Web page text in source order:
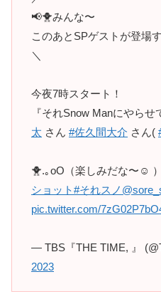
📢🐥みんな〜
このあとSPゲストが登場
＼
今夜7時スタート！
『それSnow Manにやらせ
太 さん #佐久間大介 さん(
🐥.｡oO（楽しみだな〜☺️ ）
ショット#それスノ
pic.twitter.com/
— TBS『THE TIME, 』
2023